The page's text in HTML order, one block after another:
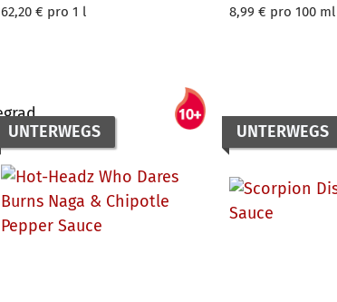
62,20 € pro 1 l 8,99 € pro 100 ml
UNTERWEGS UNTERWEGS